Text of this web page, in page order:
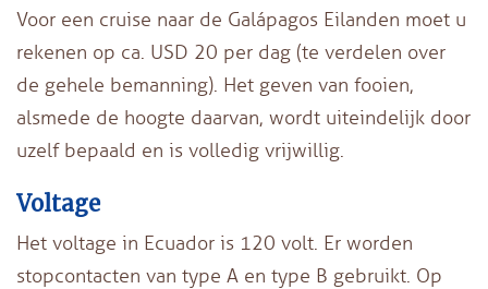
Voor een cruise naar de Galápagos Eilanden moet u
rekenen op ca. USD 20 per dag (te verdelen over
de gehele bemanning). Het geven van fooien,
alsmede de hoogte daarvan, wordt uiteindelijk door
uzelf bepaald en is volledig vrijwillig.
Voltage
Het voltage in Ecuador is 120 volt. Er worden
stopcontacten van type A en type B gebruikt. Op